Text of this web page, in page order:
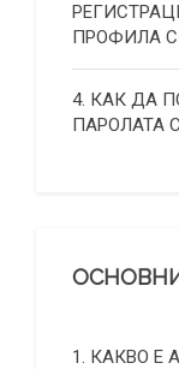
ПРОФИЛА
4. КАК ДА
ПАРОЛАТА
1. КАКВО Е